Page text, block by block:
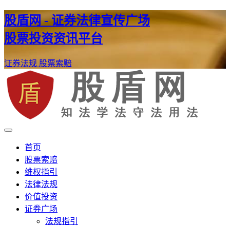
股盾网 - 证券法律宣传广场
股票投资资讯平台
证券法规 股票索赔
股盾网
证券股票维权网
首页
股票索赔
维权指引
法律法规
价值投资
证券广场
法规指引